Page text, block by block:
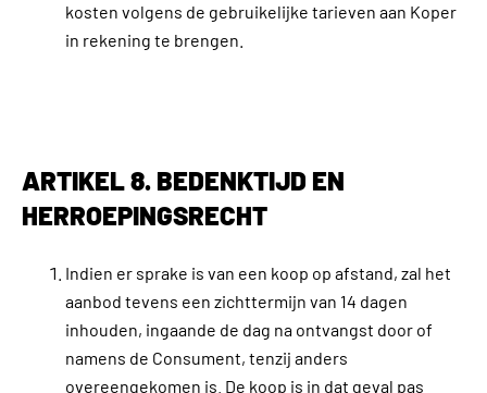
kosten volgens de gebruikelijke tarieven aan Koper
in rekening te brengen.
ARTIKEL 8. BEDENKTIJD EN
HERROEPINGSRECHT
Indien er sprake is van een koop op afstand, zal het
aanbod tevens een zichttermijn van 14 dagen
inhouden, ingaande de dag na ontvangst door of
namens de Consument, tenzij anders
overeengekomen is. De koop is in dat geval pas